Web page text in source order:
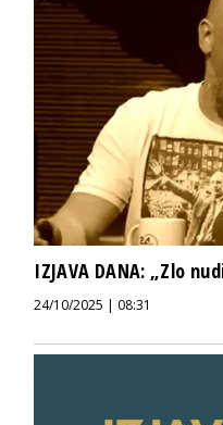
IZJAVA DANA: „Zlo
24/10/2025 | 08:31